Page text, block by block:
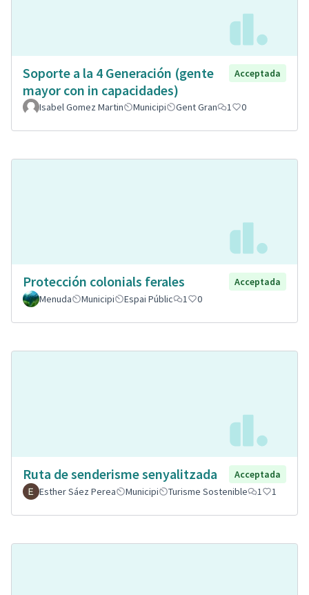
Soporte a la 4 Generación (gente
mayor con in capacidades)
Acceptada
Isabel Gomez Martin Municipi Gent Gran 1 0
Protección colonials ferales
Acceptada
Menuda
Municipi Espai Públic 1 0
Ruta de senderisme senyalitzada
Acceptada
Esther Sáez Perea
Municipi Turisme Sostenible 1 1